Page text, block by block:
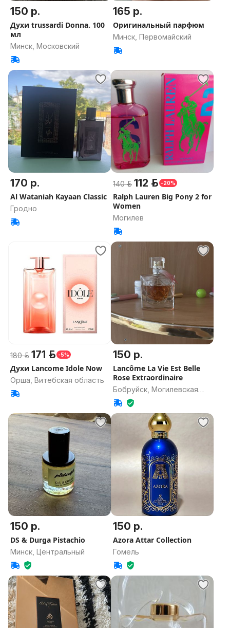
150 р.
Духи trussardi Donna. 100
мл
Минск, Московский
165 р.
Оригинальный парфюм
Минск, Первомайский
170 р.
Al Wataniah Kayaan Classic
Гродно
140 р. 112 р. -20%
Ralph Lauren Big Pony 2 for
Women
Могилев
180 р. 171 р. -5%
Духи Lancome Idole Now
Орша, Витебская область
150 р.
Lancôme La Vie Est Belle
Rose Extraordinaire
Бобруйск, Могилевская
область
150 р.
DS & Durga Pistachio
Минск, Центральный
150 р.
Azora Attar Collection
Гомель